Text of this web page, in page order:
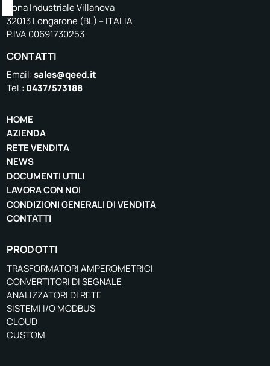
Zona Industriale Villanova
32013 Longarone (BL) – ITALIA
P.IVA 00691730253
CONTATTI
Email:sales@qeed.it
Tel.: 0437/573188
HOME
AZIENDA
RETE VENDITA
NEWS
DOCUMENTI UTILI
LAVORA CON NOI
CONDIZIONI GENERALI DI VENDITA
CONTATTI
PRODOTTI
TRASFORMATORI AMPEROMETRICI
CONVERTITORI DI SEGNALE
ANALIZZATORI DI RETE
SISTEMI I/O MODBUS
CLOUD
CUSTOM